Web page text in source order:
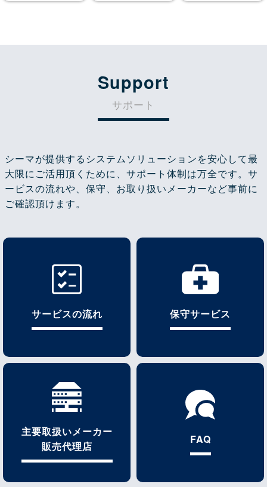
Support
サポート
シーマが提供するシステムソリューションを安心して最
大限にご活用頂くために、サポート体制は万全です。サ
ービスの流れや、保守、お取り扱いメーカーなど事前に
ご確認頂けます。
サービスの流れ 保守サービス
主要取扱いメーカー
販売代理店
FAQ